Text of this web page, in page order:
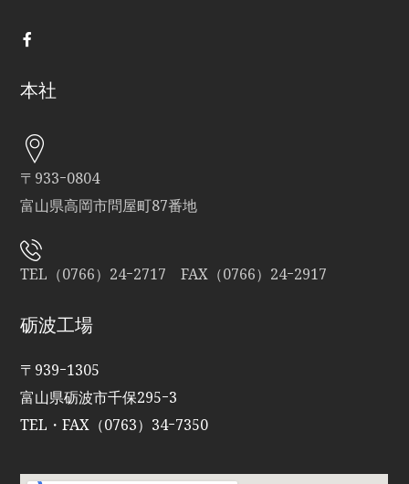
本社
〒933ｰ0804
富山県高岡市問屋町87番地
TEL（0766）24ｰ2717 FAX（0766）24ｰ2917
砺波工場
〒939ｰ1305
富山県砺波市千保295ｰ3
TEL・FAX（0763）34ｰ7350